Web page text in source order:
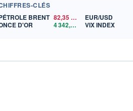
CLÉS
BRENT 82,35
D'OR
4 342,26 $US
EUR/USD
VIX INDEX